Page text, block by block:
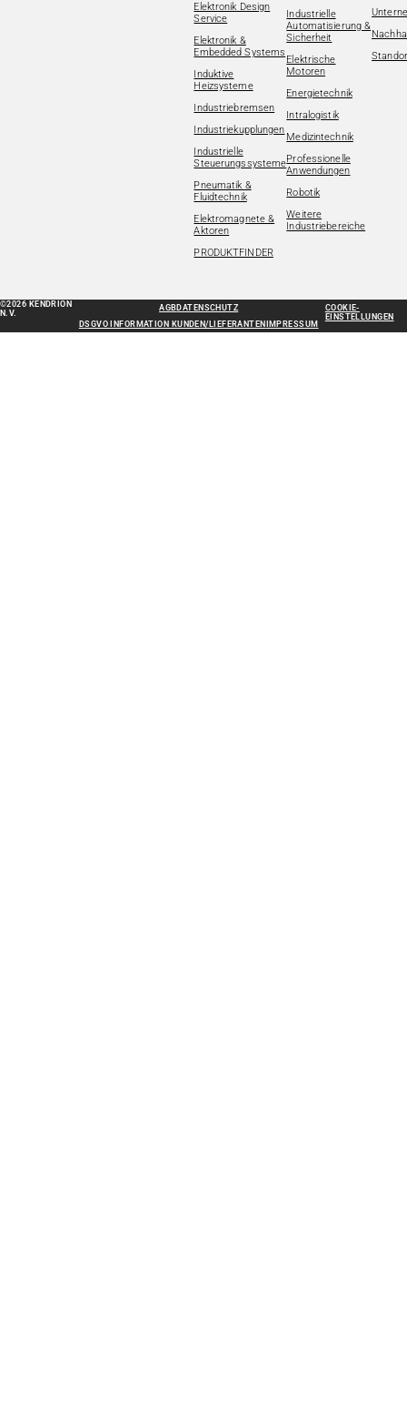
Elektronik Design
Service
Elektronik &
Embedded Systems
Induktive
Heizsysteme
Industriebremsen
Industriekupplungen
Industrielle
Steuerungssysteme
Pneumatik &
Fluidtechnik
Elektromagnete &
Aktoren
PRODUKTFINDER
Industrielle
Automatisierung &
Sicherheit
Elektrische
Motoren
Energietechnik
Intralogistik
Medizintechnik
Professionelle
Anwendungen
Robotik
Weitere
Industriebereiche
©2026 KENDRION
N.V.
AGBDATENSCHUTZ
DSGVO INFORMATION KUNDEN/LIEFERANTEN IMPRESSUM
COOKIE-
EINSTELLUNGEN